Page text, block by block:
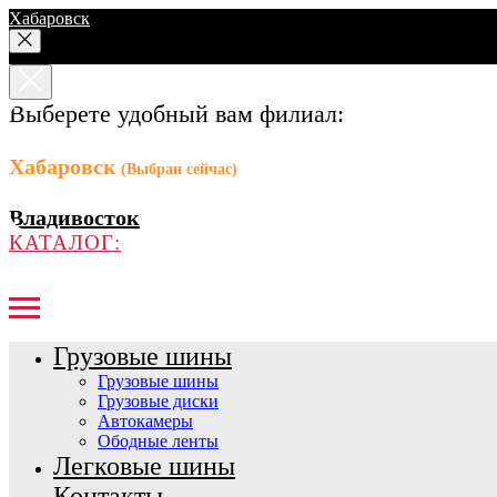
Хабаровск
Выберете удобный вам филиал:
Хабаровск (Выбран сейчас)
Владивосток
КАТАЛОГ:
Грузовые шины
Грузовые шины
Грузовые диски
Автокамеры
Ободные ленты
Легковые шины